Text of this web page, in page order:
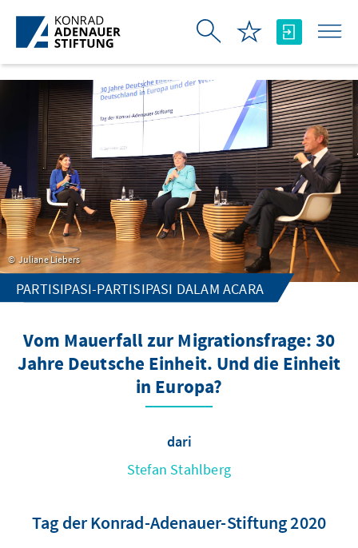
Skip to Main Content
Juliane Liebers
PARTISIPASI-PARTISIPASI DALAM ACARA
Vom Mauerfall zur Migrationsfrage: 30
Jahre Deutsche Einheit. Und die Einheit
in Europa?
dari
Stefan Stahlberg
Tag der Konrad-Adenauer-Stiftung 2020